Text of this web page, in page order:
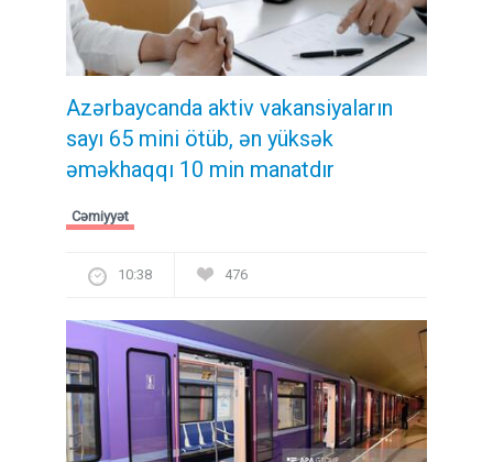
Azərbaycanda aktiv vakansiyaların
sayı 65 mini ötüb, ən yüksək
əməkhaqqı 10 min manatdır
Cəmiyyət
10:38 476